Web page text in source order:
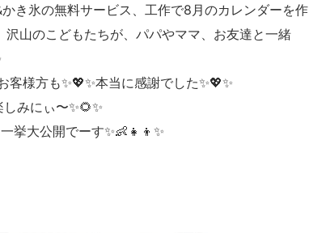
き氷の無料サービス、工作で8月のカレンダーを作
山のこどもたちが、パパやママ、お友達と一緒
様方も✨💖✨本当に感謝でした✨💖✨
みにぃ〜✨🌻✨
挙大公開でーす✨👶👧👦✨